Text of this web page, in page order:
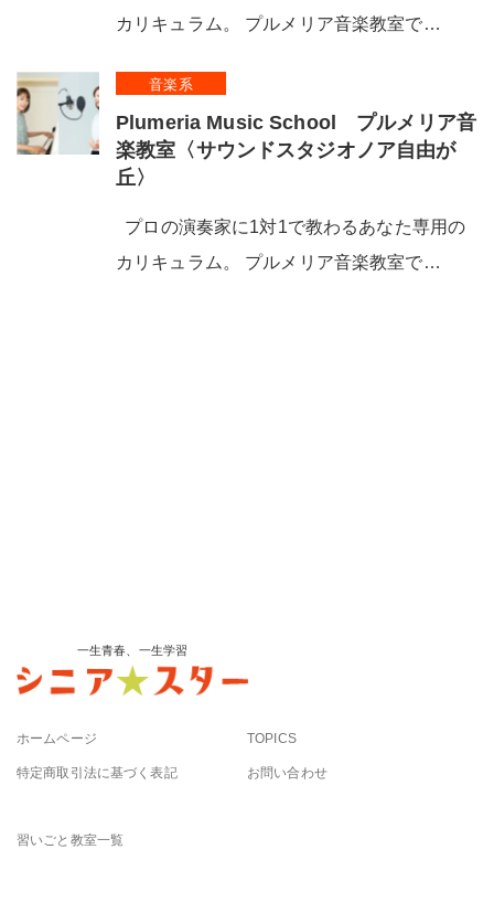
カリキュラム。 プルメリア音楽教室で…
音楽系
Plumeria Music School プルメリア音
楽教室〈サウンドスタジオノア自由が
丘〉
プロの演奏家に1対1で教わるあなた専用の
カリキュラム。 プルメリア音楽教室で…
一生青春、一生学習
ホームページ
特定商取引法に基づく表記
TOPICS
お問い合わせ
習いごと教室一覧